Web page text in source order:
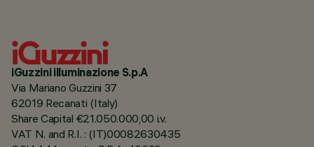
iGuzzini illuminazione S.p.A
Via Mariano Guzzini 37
62019 Recanati (Italy)
Share Capital €21.050.000,00 i.v.
VAT N. and R.I. : (IT)00082630435